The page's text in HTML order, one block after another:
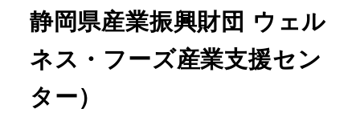
静岡県産業振興財団 ウェル
ネス・フーズ産業支援セン
ター）